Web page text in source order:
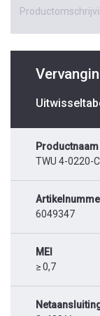
Productnaam
TWU 4-0220-
6049347
MEI
≥ 0,7